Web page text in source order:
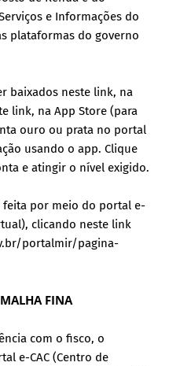
e Informações do
plataformas do governo
baixados neste link, na
link, na App Store (para
ouro ou prata no portal
usando o app. Clique
e atingir o nível exigido.
feita por meio do portal e-
clicando neste link
portalmir/pagina-
FINA
com o fisco, o
e-CAC (Centro de